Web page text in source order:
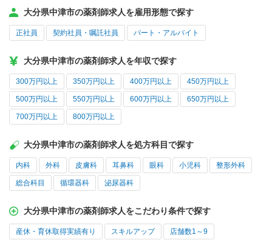
大分県中津市の薬剤師求人を雇用形態で探す
正社員 契約社員・嘱託社員 パート・アルバイト
大分県中津市の薬剤師求人を年収で探す
300万円以上 350万円以上 400万円以上 450万円以上
500万円以上 550万円以上 600万円以上 650万円以上
700万円以上 800万円以上
大分県中津市の薬剤師求人を処方科目で探す
内科 外科 皮膚科 耳鼻科 眼科 小児科 整形外科
総合科目 循環器科 泌尿器科
大分県中津市の薬剤師求人をこだわり条件で探す
産休・育休取得実績有り スキルアップ 店舗数1～9